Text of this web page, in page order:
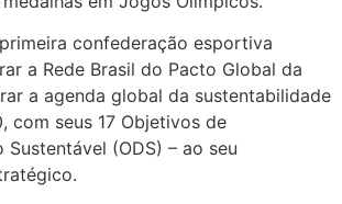
confederação esportiva
a Rede Brasil do Pacto Global da
a agenda global da sustentabilidade
com seus 17 Objetivos de
Sustentável (ODS) – ao seu